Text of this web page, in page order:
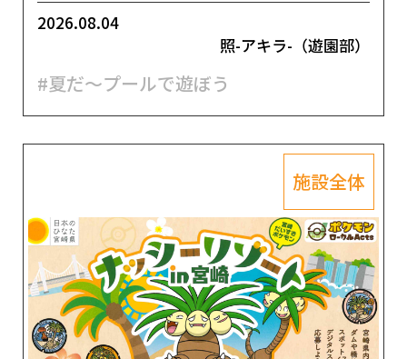
2026.08.04
照-アキラ-（遊園部）
#夏だ～プールで遊ぼう
施設全体